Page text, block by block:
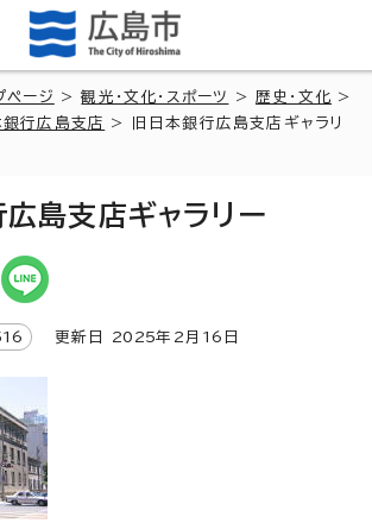
ページ >観光・文化・スポーツ > 歴史・文化 >
銀行広島支店
> 旧日本銀行広島支店ギャラリ
広島支店ギャラリー
更新日 2025年2月 16 日